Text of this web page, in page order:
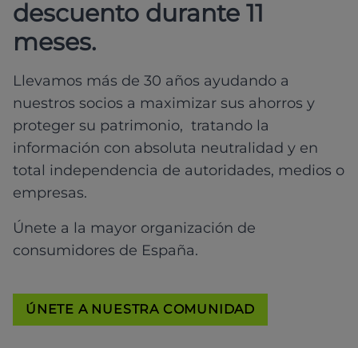
descuento durante 11
meses.
Llevamos más de 30 años ayudando a
nuestros socios a maximizar sus ahorros y
proteger su patrimonio, tratando la
información con absoluta neutralidad y en
total independencia de autoridades, medios o
empresas.
Únete a la mayor organización de
consumidores de España.
ÚNETE A NUESTRA COMUNIDAD